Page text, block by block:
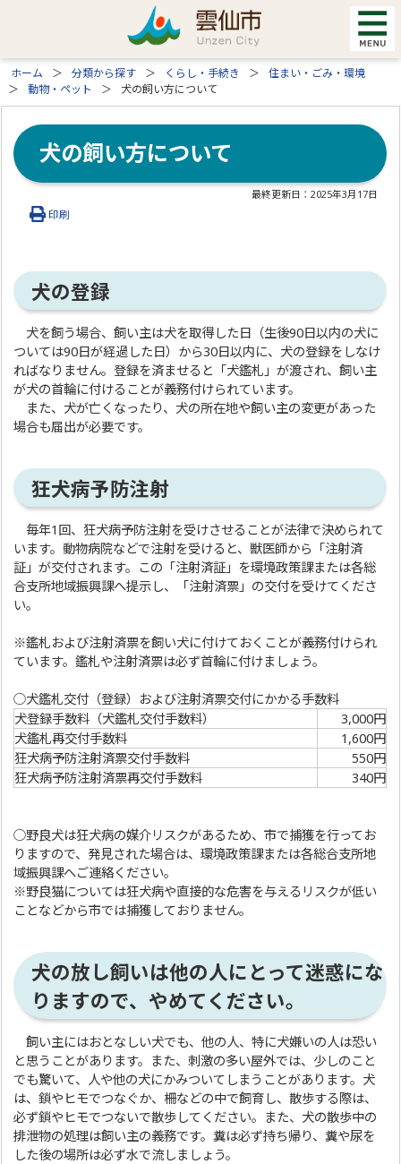
ホーム 分類から探す くらし・手続き
住まい・ごみ・環境
動物・ペット
犬の飼い方について
犬の飼い方について
最終更新日：2025年3月17日
印刷
犬の登録
犬を飼う場合、飼い主は犬を取得した日（生後90日以内の犬に
ついては90日が経過した日）から30日以内に、犬の登録をしなけ
ればなりません。登録を済ませると「犬鑑札」が渡され、飼い主
が犬の首輪に付けることが義務付けられています。
また、犬が亡くなったり、犬の所在地や飼い主の変更があった
場合も届出が必要です。
狂犬病予防注射
毎年1回、狂犬病予防注射を受けさせることが法律で決められて
います。動物病院などで注射を受けると、獣医師から「注射済
証」が交付されます。この「注射済証」を環境政策課または各総
合支所地域振興課へ提示し、「注射済票」の交付を受けてくださ
い。
※鑑札および注射済票を飼い犬に付けておくことが義務付けられ
ています。鑑札や注射済票は必ず首輪に付けましょう。
○犬鑑札交付（登録）および注射済票交付にかかる手数料
犬登録手数料（犬鑑札交付手数料）
3,000円
犬鑑札再交付手数料
1,600円
狂犬病予防注射済票交付手数料
550円
狂犬病予防注射済票再交付手数料
340円
○野良犬は狂犬病の媒介リスクがあるため、市で捕獲を行ってお
りますので、発見された場合は、環境政策課または各総合支所地
域振興課へご連絡ください。
※野良猫については狂犬病や直接的な危害を与えるリスクが低い
ことなどから市では捕獲しておりません。
犬の放し飼いは他の人にとって迷惑にな
りますので、やめてください。
飼い主にはおとなしい犬でも、他の人、特に犬嫌いの人は恐い
と思うことがあります。また、刺激の多い屋外では、少しのこと
でも驚いて、人や他の犬にかみついてしまうことがあります。犬
は、鎖やヒモでつなぐか、柵などの中で飼育し、散歩する際は、
必ず鎖やヒモでつないで散歩してください。また、犬の散歩中の
排泄物の処理は飼い主の義務です。糞は必ず持ち帰り、糞や尿を
した後の場所は必ず水で流しましょう。